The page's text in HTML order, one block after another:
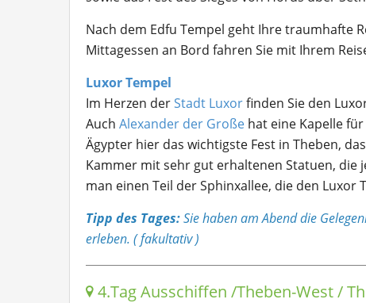
Nach dem Edfu Tempel geht Ihre traumhafte
Mittagessen an Bord fahren Sie mit Ihrem
Luxor Tempel
Im Herzen derStadt Luxorfinden Sie den
Auch Alexander der Große hat eine Kapelle
Ägypter hier das wichtigste Fest in Theben,
Kammer mit sehr gut erhaltenen Statuen, die
man einen Teil der Sphinxallee, die den
Tipp des Tages:Sie haben am Abend die
erleben. ( fakultativ )
4.Tag Ausschiffen /Theben-West /